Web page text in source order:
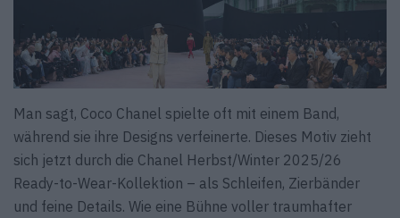
Man sagt, Coco Chanel spielte oft mit einem Band,
während sie ihre Designs verfeinerte. Dieses Motiv zieht
sich jetzt durch die Chanel Herbst/Winter 2025/26
Ready-to-Wear-Kollektion – als Schleifen, Zierbänder
und feine Details. Wie eine Bühne voller traumhafter